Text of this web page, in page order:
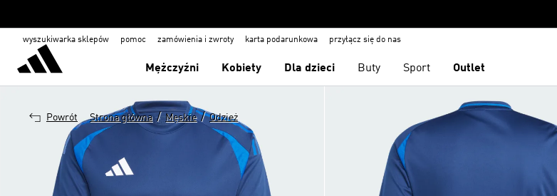
wyszukiwarka sklepów pomoc zamówienia i zwroty karta podarunkowa przyłącz się do nas
Mężczyźni Kobiety Dla dzieci Buty Sport Outlet
Powrót Strona główna / Męskie / Odzież